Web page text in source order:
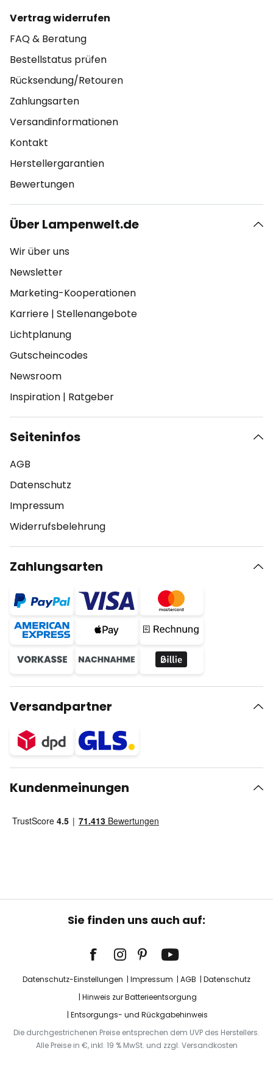
Vertrag widerrufen
FAQ & Beratung
Bestellstatus prüfen
Rücksendung/Retouren
Zahlungsarten
Versandinformationen
Kontakt
Herstellergarantien
Bewertungen
Über Lampenwelt.de
Wir über uns
Newsletter
Marketing-Kooperationen
Karriere | Stellenangebote
Lichtplanung
Gutscheincodes
Newsroom
Inspiration | Ratgeber
Seiteninfos
AGB
Datenschutz
Impressum
Widerrufsbelehrung
Zahlungsarten
Versandpartner
Kundenmeinungen
Sie finden uns auch auf:
Datenschutz-Einstellungen Impressum AGB
Datenschutz
Hinweis zur Batterieentsorgung
Entsorgungs- und Rückgabehinweis
Die durchgestrichenen Preise entsprechen dem UVP des Herstellers.
Alle Preise in €, inkl. 19 % MwSt. und zzgl. Versandkosten